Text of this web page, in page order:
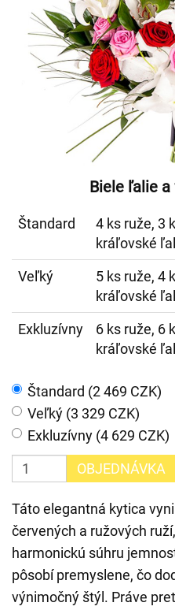
Biele ľalie
Štandard
4 ks ruže, 3
kráľovské
Veľký
5 ks ruže, 4
kráľovské
Exkluzívny
6 ks ruže, 6
kráľovské
Štandard (2 469 CZK)
Veľký (3 329 CZK)
Exkluzívny (4 629 CZK)
OBJEDNÁVKA
Táto elegantná kytica
červených a ružových
harmonickú súhru
pôsobí premyslene, čo
výnimočný štýl. Práve